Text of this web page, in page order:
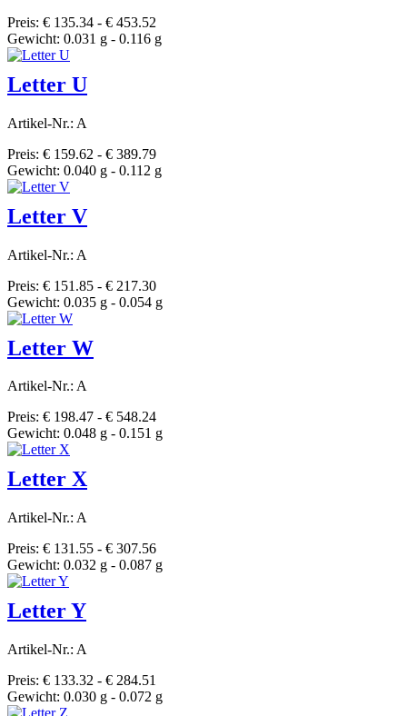
Preis: € 135.34 - € 453.52
Gewicht: 0.031 g - 0.116 g
Letter U
Artikel-Nr.: A
Preis: € 159.62 - € 389.79
Gewicht: 0.040 g - 0.112 g
Letter V
Artikel-Nr.: A
Preis: € 151.85 - € 217.30
Gewicht: 0.035 g - 0.054 g
Letter W
Artikel-Nr.: A
Preis: € 198.47 - € 548.24
Gewicht: 0.048 g - 0.151 g
Letter X
Artikel-Nr.: A
Preis: € 131.55 - € 307.56
Gewicht: 0.032 g - 0.087 g
Letter Y
Artikel-Nr.: A
Preis: € 133.32 - € 284.51
Gewicht: 0.030 g - 0.072 g